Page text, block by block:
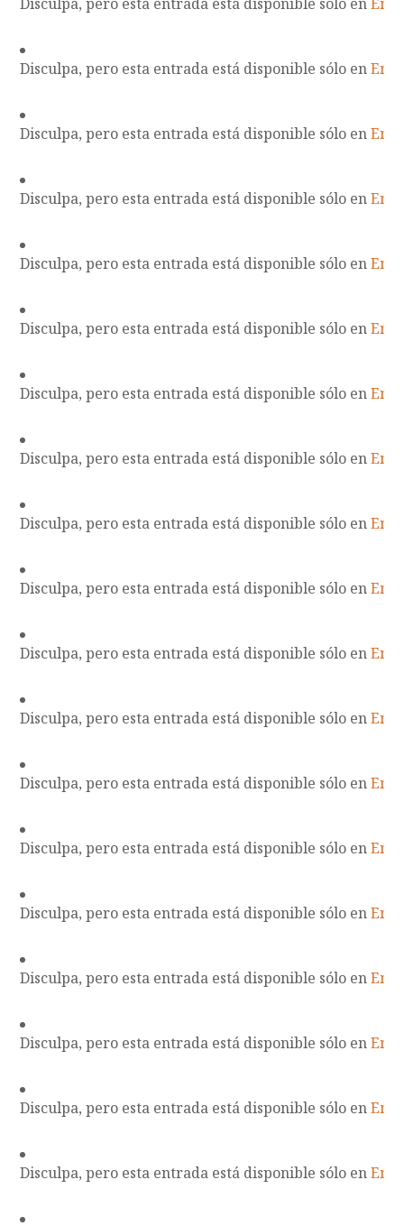
Disculpa, pero esta entrada está disponible sólo en
Disculpa, pero esta entrada está disponible sólo en
Disculpa, pero esta entrada está disponible sólo en
Disculpa, pero esta entrada está disponible sólo en
Disculpa, pero esta entrada está disponible sólo en
Disculpa, pero esta entrada está disponible sólo en
Disculpa, pero esta entrada está disponible sólo en
Disculpa, pero esta entrada está disponible sólo en
Disculpa, pero esta entrada está disponible sólo en
Disculpa, pero esta entrada está disponible sólo en
Disculpa, pero esta entrada está disponible sólo en
Disculpa, pero esta entrada está disponible sólo en
Disculpa, pero esta entrada está disponible sólo en
Disculpa, pero esta entrada está disponible sólo en
Disculpa, pero esta entrada está disponible sólo en
Disculpa, pero esta entrada está disponible sólo en
Disculpa, pero esta entrada está disponible sólo en
Disculpa, pero esta entrada está disponible sólo en